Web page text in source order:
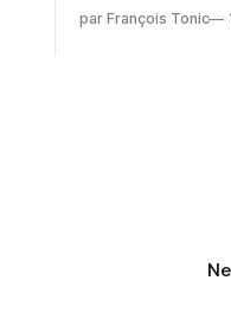
écrit : Je pense que cela rend l'objectif
par François Tonic